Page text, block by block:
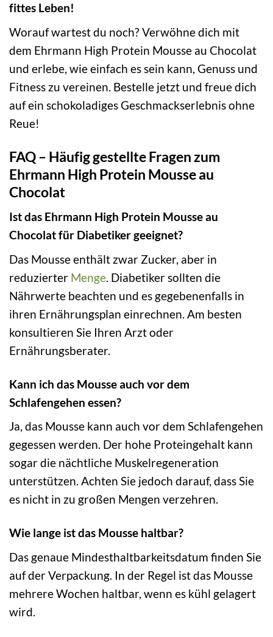
fittes Leben!
Worauf wartest du noch? Verwöhne dich mit
dem Ehrmann High Protein Mousse au Chocolat
und erlebe, wie einfach es sein kann, Genuss und
Fitness zu vereinen. Bestelle jetzt und freue dich
auf ein schokoladiges Geschmackserlebnis ohne
Reue!
FAQ – Häufig gestellte Fragen zum
Ehrmann High Protein Mousse au
Chocolat
Ist das Ehrmann High Protein Mousse au
Chocolat für Diabetiker geeignet?
Das Mousse enthält zwar Zucker, aber in
reduzierter Menge. Diabetiker sollten die
Nährwerte beachten und es gegebenenfalls in
ihren Ernährungsplan einrechnen. Am besten
konsultieren Sie Ihren Arzt oder
Ernährungsberater.
Kann ich das Mousse auch vor dem
Schlafengehen essen?
Ja, das Mousse kann auch vor dem Schlafengehen
gegessen werden. Der hohe Proteingehalt kann
sogar die nächtliche Muskelregeneration
unterstützen. Achten Sie jedoch darauf, dass Sie
es nicht in zu großen Mengen verzehren.
Wie lange ist das Mousse haltbar?
Das genaue Mindesthaltbarkeitsdatum finden Sie
auf der Verpackung. In der Regel ist das Mousse
mehrere Wochen haltbar, wenn es kühl gelagert
wird.